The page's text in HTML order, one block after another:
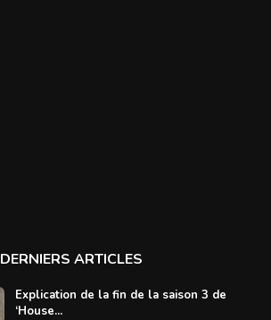
DERNIERS ARTICLES
Explication de la fin de la saison 3 de
‘House...